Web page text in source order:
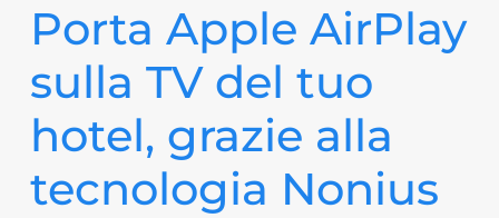
Porta Apple AirPlay
sulla TV del tuo
hotel, grazie alla
tecnologia Nonius